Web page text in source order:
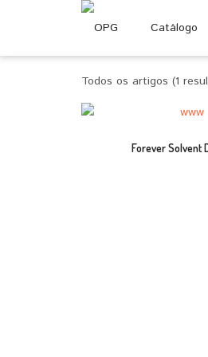
Catálogo
Todos os artigos (1
Forever Solvent